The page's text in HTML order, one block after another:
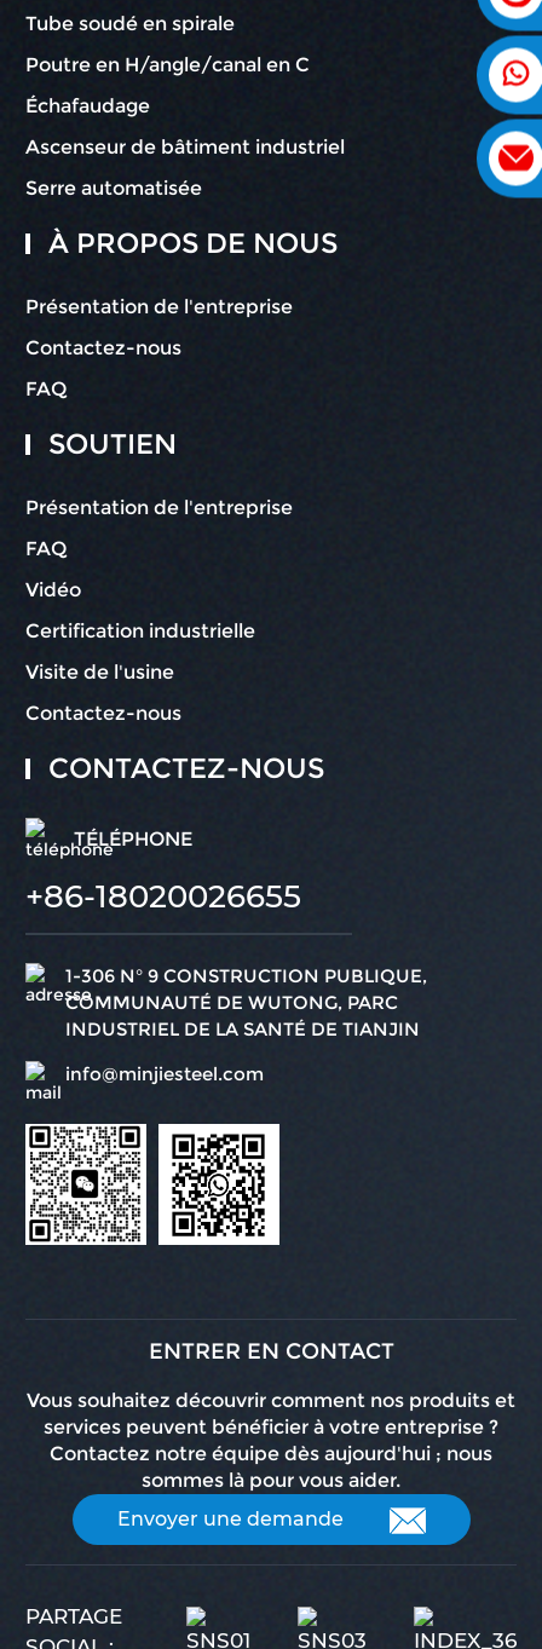
Tube soudé en spirale
Poutre en H/angle/canal en C
Échafaudage
Ascenseur de bâtiment industriel
Serre automatisée
À PROPOS DE NOUS
Présentation de l'entreprise
Contactez-nous
FAQ
SOUTIEN
Présentation de l'entreprise
FAQ
Vidéo
Certification industrielle
Visite de l'usine
Contactez-nous
CONTACTEZ-NOUS
TÉLÉPHONE
+86-18020026655
1-306 N° 9 CONSTRUCTION PUBLIQUE,
COMMUNAUTÉ DE WUTONG, PARC
INDUSTRIEL DE LA SANTÉ DE TIANJIN
info@minjiesteel.com
ENTRER EN CONTACT
Vous souhaitez découvrir comment nos produits et
services peuvent bénéficier à votre entreprise ?
Contactez notre équipe dès aujourd'hui ; nous
sommes là pour vous aider.
Envoyer une demande
PARTAGE